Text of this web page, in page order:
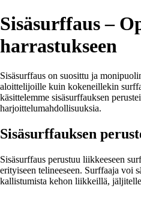
Sisäsurffaus –
harrastukseen
Sisäsurffaus on suosittu ja
aloittelijoille kuin kokeneillekin
käsittelemme sisäsurffauksen
harjoittelumahdollisuuksia.
Sisäsurffauksen
Sisäsurffaus perustuu liikkeeseen
erityiseen telineeseen. Surffaaja voi
kallistumista kehon liikkeillä,